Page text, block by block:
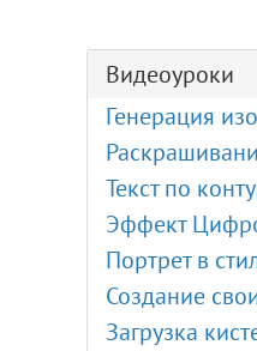
Видеоуроки
Генерация
Текст по
Эффект
Портрет в
Создание
Загрузка